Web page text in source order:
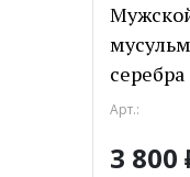
серебра
Арт.:
3 800